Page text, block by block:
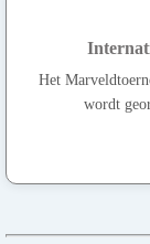
Het
wordt